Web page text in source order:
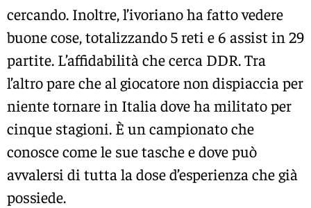
cercando. Inoltre, l’ivoriano ha fatto vedere
buone cose, totalizzando 5 reti e 6 assist in 29
partite. L’affidabilità che cerca DDR. Tra
l’altro pare che al giocatore non dispiaccia per
niente tornare in Italia dove ha militato per
cinque stagioni. È un campionato che
conosce come le sue tasche e dove può
avvalersi di tutta la dose d’esperienza che già
possiede.